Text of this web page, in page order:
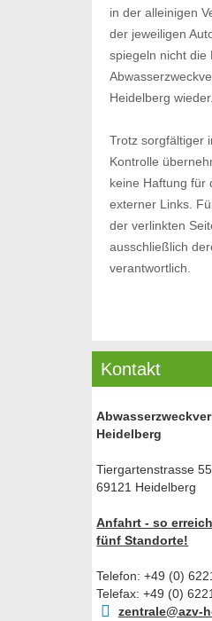
in der alleinigen
der jeweiligen
spiegeln nicht die
Heidelberg wieder.
Trotz sorgfältiger
Kontrolle
keine Haftung für
externer Links.
der verlinkten
ausschließlich
verantwortlich.
Kontakt
Heidelberg
Tiergartenstrasse 55
69121 Heidelberg
Anfahrt - so
fünf Standorte!
Telefon: +49 (0)
Telefax: +49 (0)
zentrale@azv-